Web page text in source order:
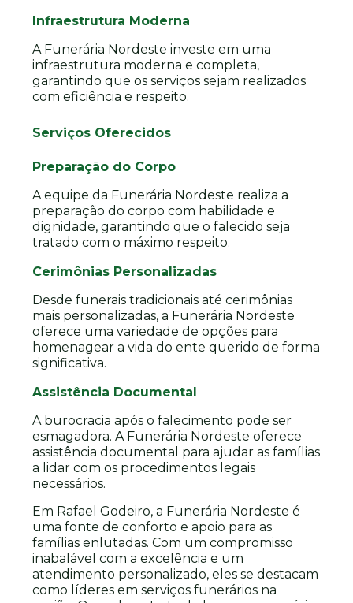
Infraestrutura Moderna
A Funerária Nordeste investe em uma
infraestrutura moderna e completa,
garantindo que os serviços sejam realizados
com eficiência e respeito.
Serviços Oferecidos
Preparação do Corpo
A equipe da Funerária Nordeste realiza a
preparação do corpo com habilidade e
dignidade, garantindo que o falecido seja
tratado com o máximo respeito.
Cerimônias Personalizadas
Desde funerais tradicionais até cerimônias
mais personalizadas, a Funerária Nordeste
oferece uma variedade de opções para
homenagear a vida do ente querido de forma
significativa.
Assistência Documental
A burocracia após o falecimento pode ser
esmagadora. A Funerária Nordeste oferece
assistência documental para ajudar as famílias
a lidar com os procedimentos legais
necessários.
Em Rafael Godeiro, a Funerária Nordeste é
uma fonte de conforto e apoio para as
famílias enlutadas. Com um compromisso
inabalável com a excelência e um
atendimento personalizado, eles se destacam
como líderes em serviços funerários na